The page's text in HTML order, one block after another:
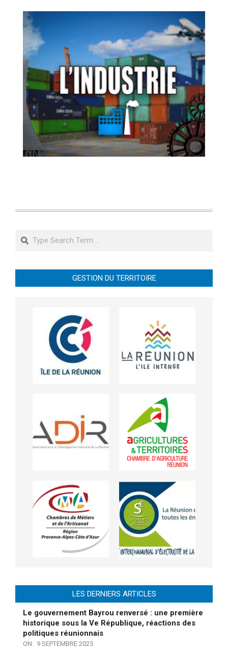
Search
GESTION DU TERRITOIRE
LES DERNIERS ARTICLES
Le gouvernement Bayrou renversé : une première
historique sous la Ve République, réactions des
politiques réunionnais
ON: 9 SEPTEMBRE 2025